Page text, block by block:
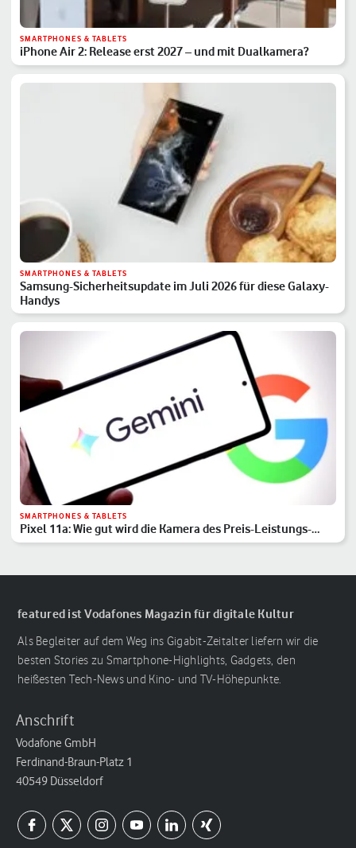
SMARTPHONES & TABLETS
iPhone Air 2: Release erst 2027 – und mit Dualkamera?
SMARTPHONES & TABLETS
Samsung-Sicherheitsupdate im Juli 2026 für diese Galaxy-
Handys
SMARTPHONES & TABLETS
Pixel 11a: Wie gut wird die Kamera des Preis-Leistungs-
Hits?
featured ist Vodafones Magazin für digitale Kultur
Als Begleiter auf dem Weg ins Gigabit-Zeitalter liefern wir die
besten Stories zu Smartphone-Highlights, Gadgets, den
heißesten Tech-News und Kino- und TV-Höhepunkte.
Anschrift
Vodafone GmbH
Ferdinand-Braun-Platz 1
40549 Düsseldorf